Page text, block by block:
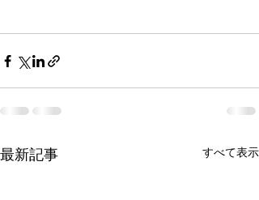
最新記事 すべて表示